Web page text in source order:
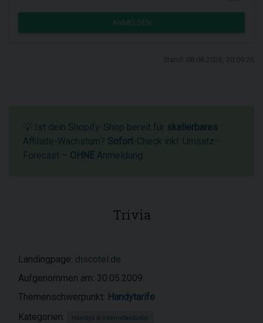
ANMELDEN
💡 Ist dein Shopify-Shop bereit für skalierbares
Affiliate-Wachstum? Sofort-Check inkl. Umsatz-
Forecast – OHNE Anmeldung.
Trivia
Landingpage: discotel.de
Aufgenommen am: 30.05.2009
Themenschwerpunkt: Handytarife
Kategorien:
Handys & Internetanbieter